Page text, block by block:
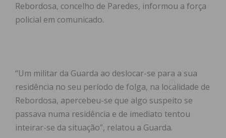
Rebordosa, concelho de Paredes, informou a força
policial em comunicado.
“Um militar da Guarda ao deslocar-se para a sua
residência no seu período de folga, na localidade de
Rebordosa, apercebeu-se que algo suspeito se
passava numa residência e de imediato tentou
inteirar-se da situação”, relatou a Guarda.